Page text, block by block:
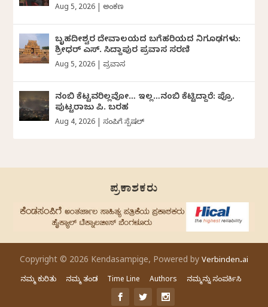
Aug 5, 2026 ಅಂಕಣ
ಬೃಹದೀಶ್ವರ ದೇವಾಲಯದ ಬಗೆಹರಿಯದ ನಿಗೂಢಗಳು:
ಶ್ರೀಧರ್‌ ಎಸ್.‌ ಸಿದ್ದಾಪುರ ಪ್ರವಾಸ ಸರಣಿ
Aug 5, 2026 ಪ್ರವಾಸ
ನಂಬಿ ಕೆಟ್ಟವರಿಲ್ಲವೋ… ಇಲ್ಲ…ನಂಬಿ ಕೆಟ್ಟಿದ್ದಾರೆ: ಪ್ರೊ.
ಪುಟ್ಟರಾಜು ಪಿ. ಬರಹ
Aug 4, 2026 ಸಂಪಿಗೆ ಸ್ಪೆಷಲ್
ಪ್ರಕಾಶಕರು
Copyright © 2026 Kendasampige, Powered by Verbinden.ai
ನಮ್ಮ ಕುರಿತು ನಮ್ಮ ತಂಡ Time Line Authors ನಮ್ಮನ್ನು ಸಂಪರ್ಕಿಸಿ